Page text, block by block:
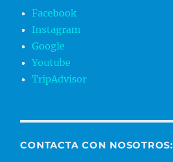
Facebook
Instagram
Google
Youtube
TripAdvisor
CONTACTA CON NOSOTROS: